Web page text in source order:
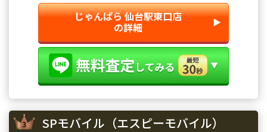
じゃんぱら 仙台駅東口店
の詳細 ▶︎
SPモバイル（エスピーモバイル）